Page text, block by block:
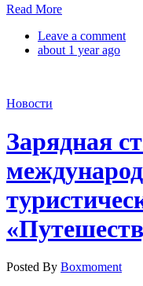
Read More
Leave a comment
about 1 year ago
Новости
Зарядная
Posted By Boxmoment